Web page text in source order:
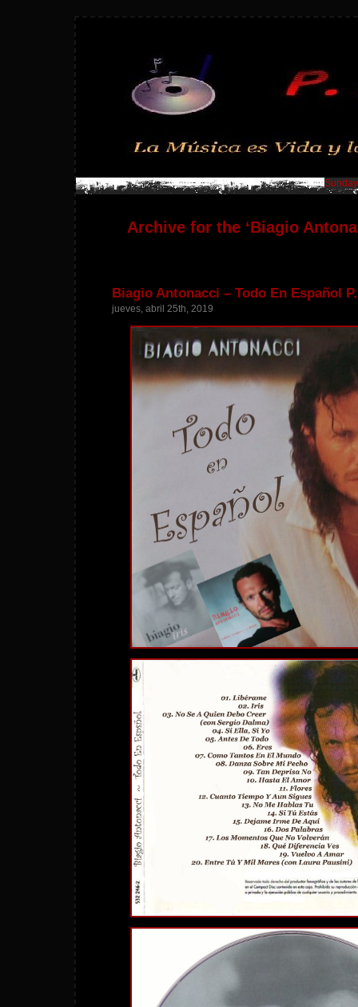
Archive for the ‘Biagio
Biagio Antonacci – Todo En Español
jueves, abril 25th, 2019